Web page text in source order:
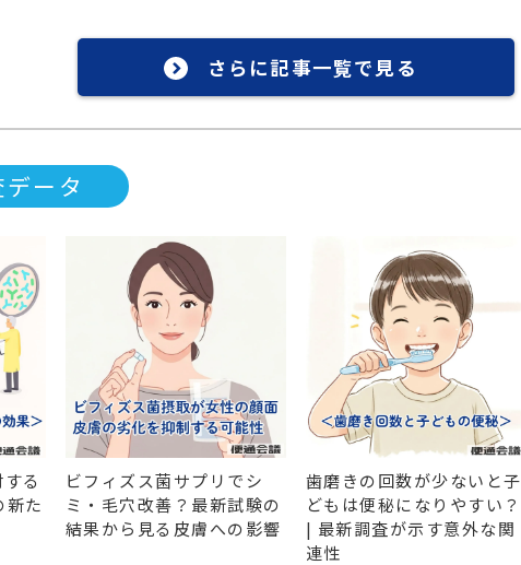
さらに記事一覧で見る
ータ
る
新た
ビフィズス菌サプリでシ
ミ・毛穴改善？最新試験の
結果から見る皮膚への影響
歯磨きの回数が少ないと子
どもは便秘になりやすい？
| 最新調査が示す意外な関
連性